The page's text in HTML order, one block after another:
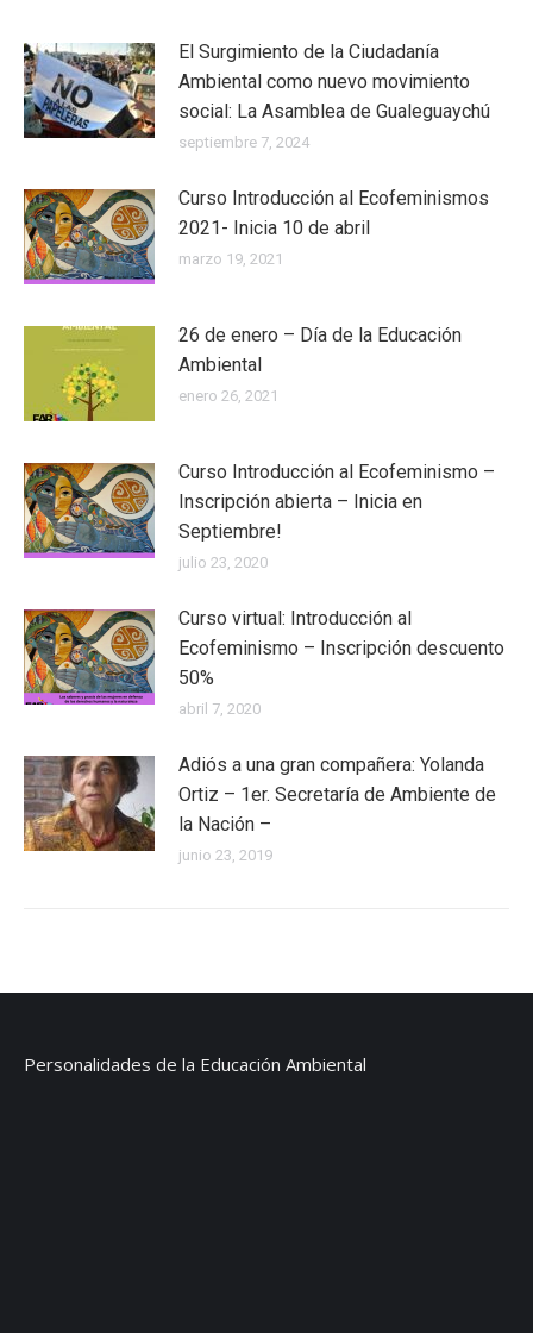
El Surgimiento de la Ciudadanía
Ambiental como nuevo movimiento
social: La Asamblea de Gualeguaychú
septiembre 7, 2024
Curso Introducción al Ecofeminismos
2021- Inicia 10 de abril
marzo 19, 2021
26 de enero – Día de la Educación
Ambiental
enero 26, 2021
Curso Introducción al Ecofeminismo –
Inscripción abierta – Inicia en
Septiembre!
julio 23, 2020
Curso virtual: Introducción al
Ecofeminismo – Inscripción descuento
50%
abril 7, 2020
Adiós a una gran compañera: Yolanda
Ortiz – 1er. Secretaría de Ambiente de
la Nación –
junio 23, 2019
Personalidades de la Educación Ambiental